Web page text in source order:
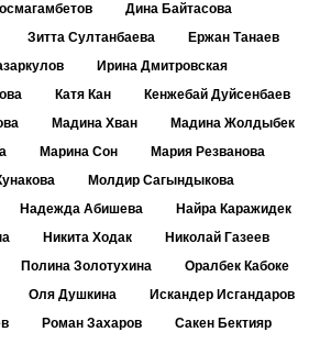
Дина Байтасова
Зитта Султанбаева
Ержан Танаев
Ирина Дмитровская
Катя Кан
Кенжебай Дуйсенбаев
Мадина Хван
Мадина Жолдыбек
Марина Сон
Мария Резванова
Молдир Сагындыкова
Надежда Абишева
Найра Каражидек
Никита Ходак
Николай Газеев
Полина Золотухина
Оралбек Кабоке
Оля Душкина
Искандер Исгандаров
Роман Захаров
Сакен Бектияр